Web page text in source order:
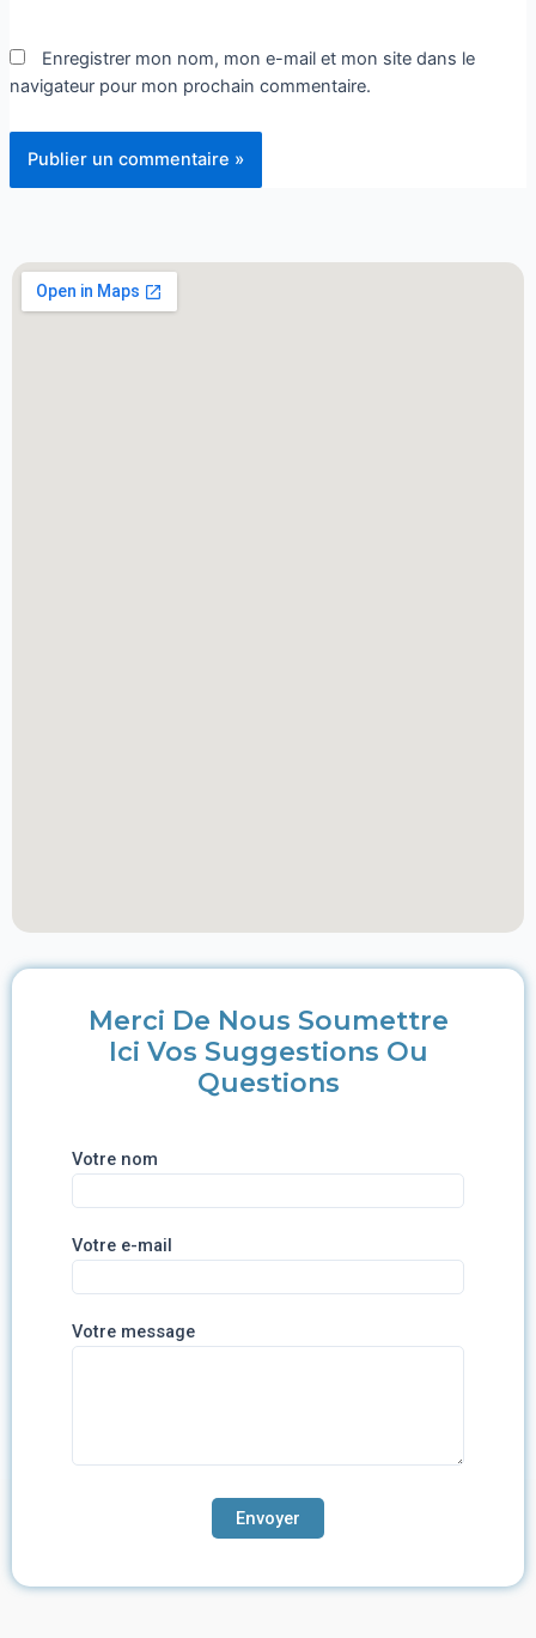
Enregistrer mon nom, mon e-mail et mon site dans le
navigateur pour mon prochain commentaire.
Merci De Nous Soumettre
Ici Vos Suggestions Ou
Questions
Votre nom
Votre e-mail
Votre message